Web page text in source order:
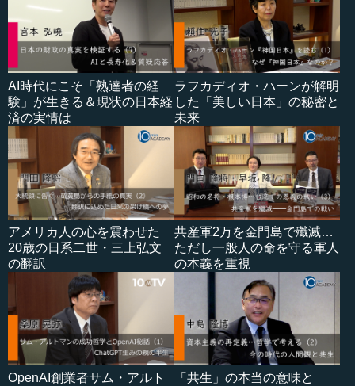
AI時代にこそ「熟達者の経
験」が生きる＆現状の日本経
済の実情は
ラフカディオ・ハーンが解明
した「美しい日本」の秘密と
未来
アメリカ人の心を震わせた
20歳の日系二世・三上弘文
の翻訳
共産軍2万を金門島で殲滅…
ただし一般人の命を守る軍人
の本義を重視
OpenAI創業者サム・アルト
「共生」の本当の意味と